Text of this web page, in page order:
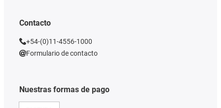
Nuestras formas de pago
Contacto
+54-(0)11-4556-1000
Formulario de contacto